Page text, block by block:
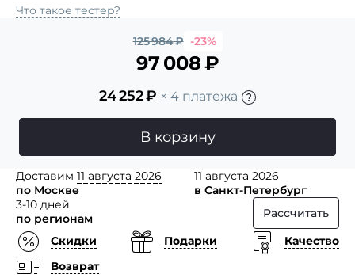
Что такое тестер?
125 984₽ -23%
97 008₽
24 252₽ × 4 платежа
В корзину
Доставим 11 августа 2026
по Москве
11 августа 2026
в Санкт-Петербург
3-10 дней
по регионам
Рассчитать
Скидки
Подарки
Качество
Возврат